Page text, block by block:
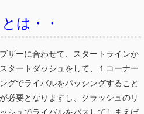
は・・
ザーに合わせて、スタートラインか
タートダッシュをして、１コーナー
グでライバルをパッシングすること
必要となりますし、クラッシュのリ